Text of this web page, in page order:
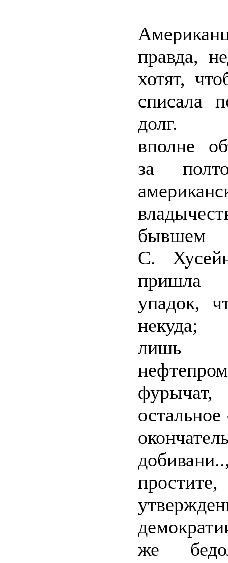
правда,
хотят,
списала
долг.
вполне
за
бывшем
С.
пришла
упадок,
некуда;
лишь
простите,
же